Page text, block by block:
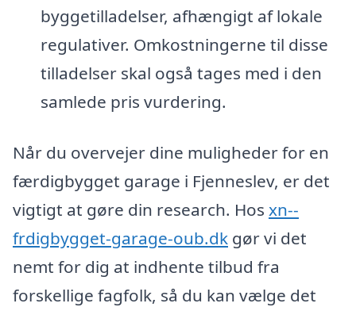
byggetilladelser, afhængigt af lokale
regulativer. Omkostningerne til disse
tilladelser skal også tages med i den
samlede pris vurdering.
Når du overvejer dine muligheder for en
færdigbygget garage i Fjenneslev, er det
vigtigt at gøre din research. Hos xn--
frdigbygget-garage-oub.dk gør vi det
nemt for dig at indhente tilbud fra
forskellige fagfolk, så du kan vælge det